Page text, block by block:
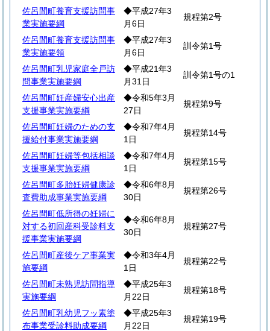
佐呂間町養育支援訪問事
業実施要綱
◆平成27年3
月6日
規程第2号
佐呂間町養育支援訪問事
業実施要領
◆平成27年3
月6日
訓令第1号
佐呂間町乳児家庭全戸訪
問事業実施要綱
◆平成21年3
月31日
訓令第1号の1
佐呂間町妊産婦安心出産
支援事業実施要綱
◆令和5年3月
27日
規程第9号
佐呂間町妊婦のための支
援給付事業実施要綱
◆令和7年4月
1日
規程第14号
佐呂間町妊婦等包括相談
支援事業実施要綱
◆令和7年4月
1日
規程第15号
佐呂間町多胎妊婦健康診
査費助成事業実施要綱
◆令和6年8月
30日
規程第26号
佐呂間町低所得の妊婦に
対する初回産科受診料支
援事業実施要綱
◆令和6年8月
30日
規程第27号
佐呂間町産後ケア事業実
施要綱
◆令和3年4月
1日
規程第22号
佐呂間町未熟児訪問指導
実施要綱
◆平成25年3
月22日
規程第18号
佐呂間町乳幼児フッ素塗
布事業受診料助成要綱
◆平成25年3
月22日
規程第19号